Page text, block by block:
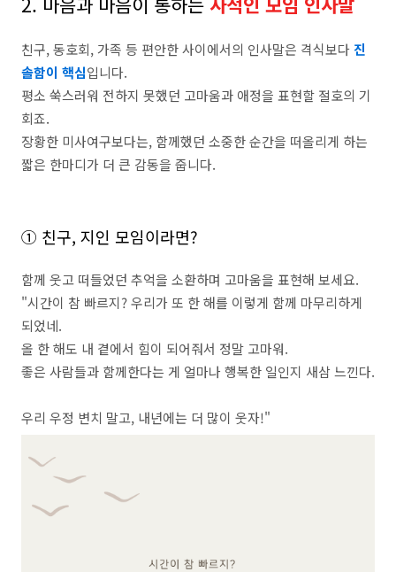
​친구, 동호회, 가족 등 편안한 사이에서의 인사말은 격식보다진
솔함이 핵심입니다.
​평소 쑥스러워 전하지 못했던 고마움과 애정을 표현할 절호의 기
회죠.
​장황한 미사여구보다는, 함께했던 소중한 순간을 떠올리게 하는
짧은 한마디가 더 큰 감동을 줍니다.
① 친구, 지인 모임이라면?
함께 웃고 떠들었던 추억을 소환하며 고마움을 표현해 보세요.
​"시간이 참 빠르지? 우리가 또 한 해를 이렇게 함께 마무리하게
되었네. ​
올 한 해도 내 곁에서 힘이 되어줘서 정말 고마워. ​
좋은 사람들과 함께한다는 게 얼마나 행복한 일인지 새삼 느낀다.
우리 우정 변치 말고, 내년에는 더 많이 웃자!"